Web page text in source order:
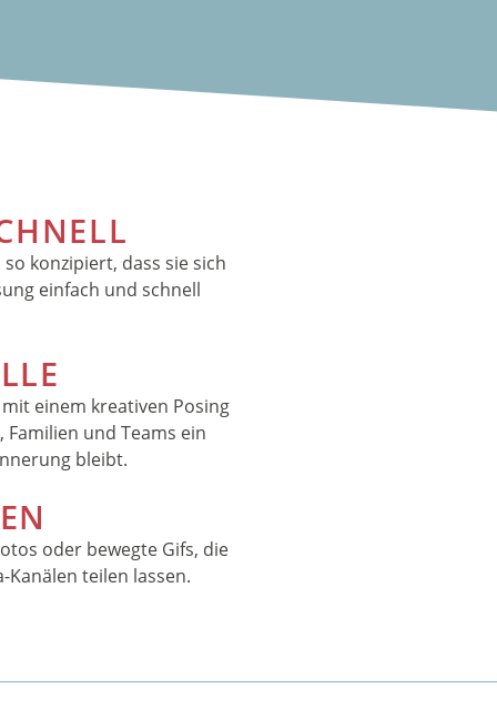
konzipiert, dass sie sich
einfach und schnell
einem kreativen Posing
und Teams ein
bleibt.
oder bewegte Gifs, die
teilen lassen.